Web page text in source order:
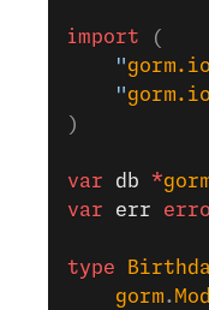
import (
	"
	"
)
var db *
var err
type
	gorm
.